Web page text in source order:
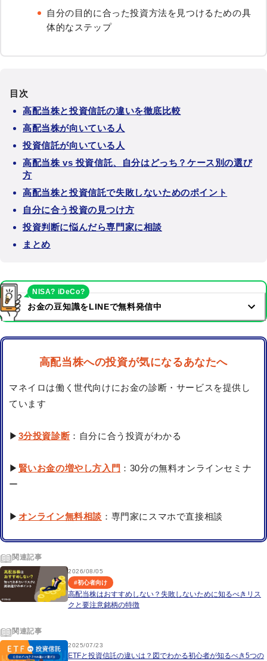
自分の目的に合った投資方法を見つけるための具
体的なステップ
目次
高配当株と投資信託の違いを徹底比較
高配当株が向いている人
投資信託が向いている人
高配当株 vs 投資信託、自分はどっち？ケース別の選び
方
高配当株と投資信託で失敗しないためのポイント
自分に合う投資の見つけ方
投資判断に悩んだら専門家に相談
まとめ
お金の豆知識をLINEで無料発信中
NISA? iDeCo?
高配当株への投資が気になるあなたへ
マネイロは働く世代向けにお金の診断・サービスを提供し
ています
▶ 3分投資診断：自分に合う投資がわかる
▶ 賢いお金の増やし方入門 ：30分の無料オンラインセミナ
ー
▶ オンライン無料相談 ：専門家にスマホで直接相談
関連記事
2026/08/05
#初心者向け
高配当株はおすすめしない？失敗しないために知るべきリス
クと要注意銘柄の特徴
関連記事
2025/07/23
ETFと投資信託の違いは？図でわかる初心者が知るべき5つの